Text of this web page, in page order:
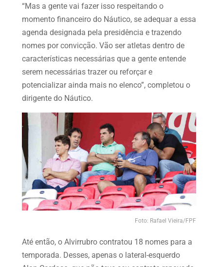
“Mas a gente vai fazer isso respeitando o
momento financeiro do Náutico, se adequar a essa
agenda designada pela presidência e trazendo
nomes por convicção. Vão ser atletas dentro de
características necessárias que a gente entende
serem necessárias trazer ou reforçar e
potencializar ainda mais no elenco”, completou o
dirigente do Náutico.
Foto: Rafael Vieira/FPF
Até então, o Alvirrubro contratou 18 nomes para a
temporada. Desses, apenas o lateral-esquerdo